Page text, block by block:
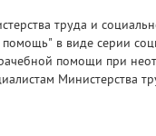
труда и
в виде серии
помощи при
Министерства